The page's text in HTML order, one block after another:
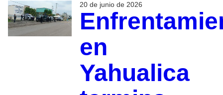
20 de junio de 2026
en
Yahualica